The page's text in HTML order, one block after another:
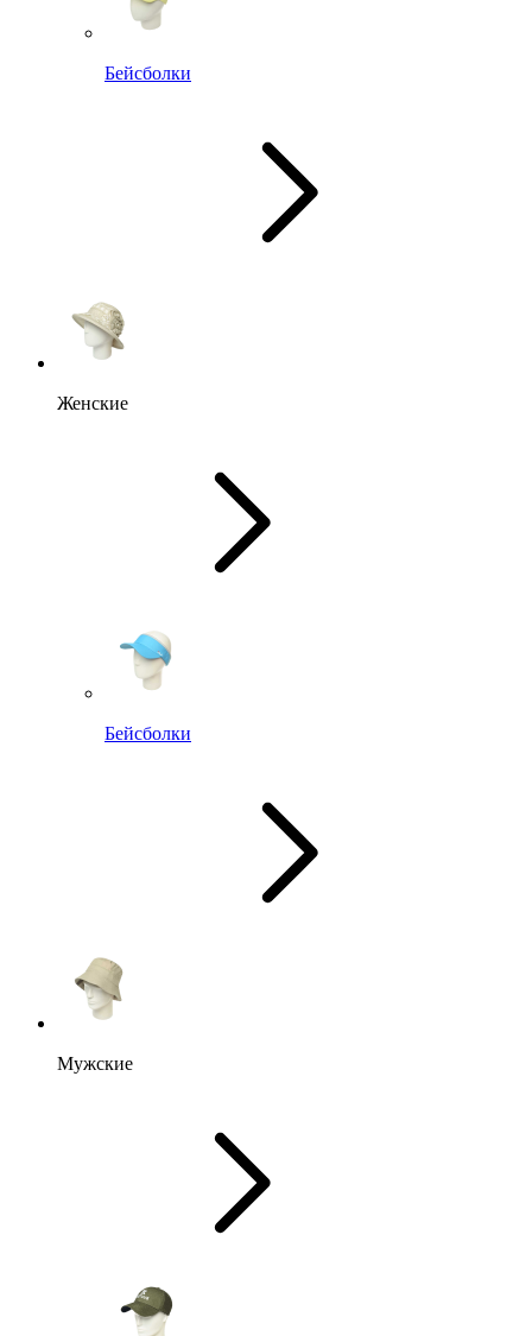
Бейсболки
Женские
Бейсболки
Мужские